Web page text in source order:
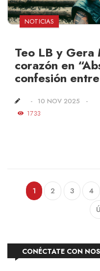
NOTICIAS
Teo LB y Gera
corazón en
confesión
10 NOV 2025
1733
1 2 3 4
CONÉCTATE CON